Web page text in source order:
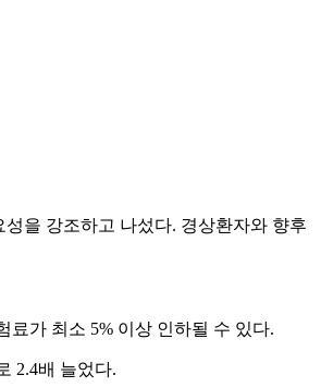
을 강조하고 나섰다. 경상환자와 향후
가 최소 5% 이상 인하될 수 있다.
2.4배 늘었다.